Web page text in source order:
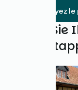
Soyez
Finden
dieser